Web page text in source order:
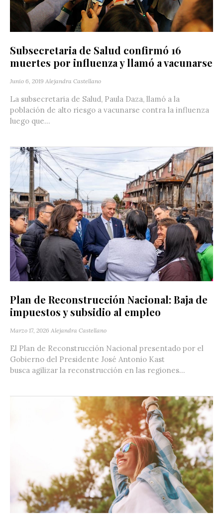
Subsecretaria de Salud confirmó 16
muertes por influenza y llamó a vacunarse
Junio 6, 2019 Alejandra Castellano
La subsecretaria de Salud, Paula Daza, llamó a la
población de alto riesgo a vacunarse contra la influenza
luego que...
Plan de Reconstrucción Nacional: Baja de
impuestos y subsidio al empleo
Marzo 17, 2026 Alejandra Castellano
El Plan de Reconstrucción Nacional presentado por el
Gobierno del Presidente José Antonio Kast
busca agilizar la reconstrucción en las regiones...